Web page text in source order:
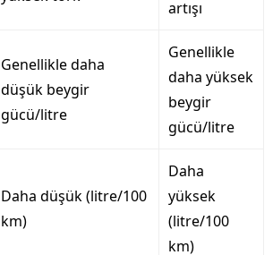
artışı
Genellikle daha
düşük beygir
gücü/litre
Genellikle
daha yüksek
beygir
gücü/litre
Daha düşük (litre/100
km)
Daha
yüksek
(litre/100
km)